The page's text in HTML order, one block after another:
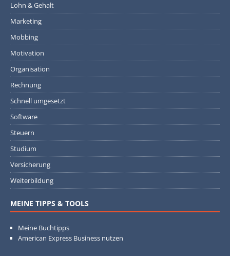
Lohn & Gehalt
Marketing
Mobbing
Motivation
Organisation
Rechnung
Schnell umgesetzt
Software
Steuern
Studium
Versicherung
Weiterbildung
MEINE TIPPS & TOOLS
Meine Buchtipps
American Express Business nutzen